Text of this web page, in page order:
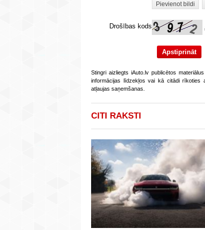
Pievienot bildi
Drošības kods
Stingri aizliegts iAuto.lv publicētos
informācijas līdzekļos vai kā citādi rīkoties
atļaujas saņemšanas.
CITI RAKSTI